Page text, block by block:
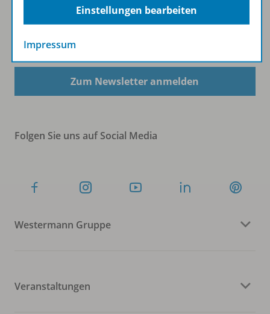
Sofort profitieren
Zum Newsletter anmelden
Folgen Sie uns auf Social Media
Westermann Gruppe
Veranstaltungen
Einstellungen bearbeiten
Impressum